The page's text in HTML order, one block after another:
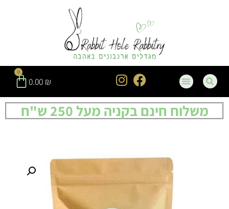
0.00 ₪
0
משלוח חינם בקניה מעל 250 ש"ח